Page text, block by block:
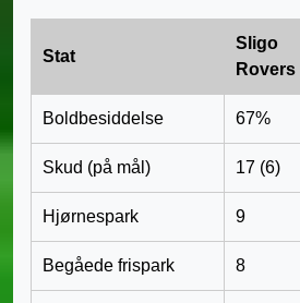
Stat
Sligo
Rovers
Boldbesiddelse 67%
Skud (på mål) 17 (6)
Hjørnespark 9
Begåede frispark 8